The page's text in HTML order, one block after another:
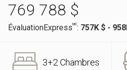
769 788 $
ÉvaluationExpressMC: 757K $ -
3+2 Chambres